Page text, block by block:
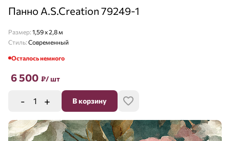
Панно A.S.Creation 79249-1
Размер: 1,59 x 2,8 м
Стиль: Современный
Осталось немного
6 500 ₽/ шт
- + В корзину